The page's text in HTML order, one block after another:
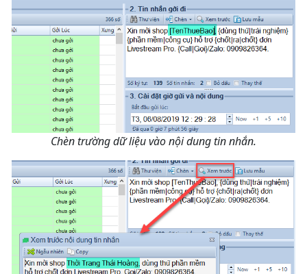
Chèn trường dữ liệu vào nội dung tin nhắn.